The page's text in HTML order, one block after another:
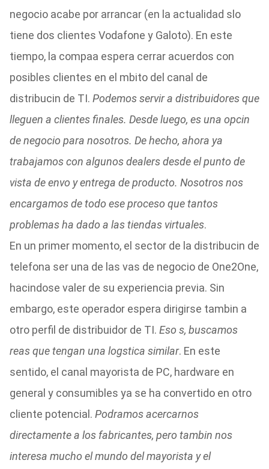
negocio acabe por arrancar (en la actualidad slo
tiene dos clientes Vodafone y Galoto). En este
tiempo, la compaa espera cerrar acuerdos con
posibles clientes en el mbito del canal de
distribucin de TI. Podemos servir a distribuidores que
lleguen a clientes finales. Desde luego, es una opcin
de negocio para nosotros. De hecho, ahora ya
trabajamos con algunos dealers desde el punto de
vista de envo y entrega de producto. Nosotros nos
encargamos de todo ese proceso que tantos
problemas ha dado a las tiendas virtuales.
En un primer momento, el sector de la distribucin de
telefona ser una de las vas de negocio de One2One,
hacindose valer de su experiencia previa. Sin
embargo, este operador espera dirigirse tambin a
otro perfil de distribuidor de TI. Eso s, buscamos
reas que tengan una logstica similar. En este
sentido, el canal mayorista de PC, hardware en
general y consumibles ya se ha convertido en otro
cliente potencial. Podramos acercarnos
directamente a los fabricantes, pero tambin nos
interesa mucho el mundo del mayorista y el